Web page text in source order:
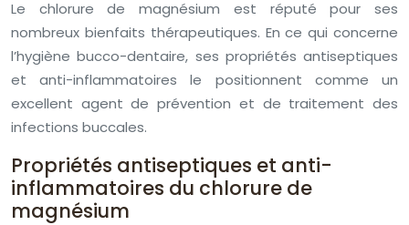
Le chlorure de magnésium est réputé pour ses
nombreux bienfaits thérapeutiques. En ce qui concerne
l’hygiène bucco-dentaire, ses propriétés antiseptiques
et anti-inflammatoires le positionnent comme un
excellent agent de prévention et de traitement des
infections buccales.
Propriétés antiseptiques et anti-
inflammatoires du chlorure de
magnésium